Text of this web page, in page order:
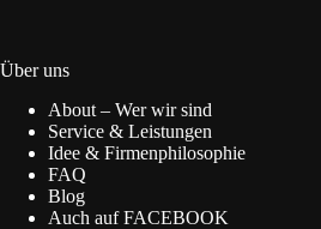
Über uns
About – Wer wir sind
Service & Leistungen
Idee & Firmenphilosophie
FAQ
Blog
Auch auf FACEBOOK